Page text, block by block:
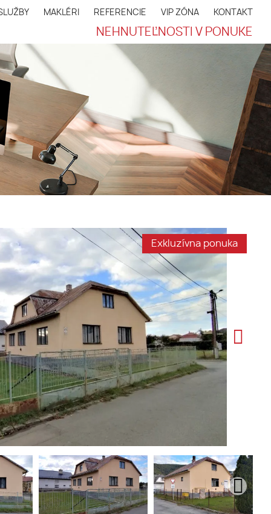
MAKLÉRI REFERENCIE VIP ZÓNA KONTAKT
NEHNUTEĽNOSTI V PONUKE
Exkluzívna ponuka